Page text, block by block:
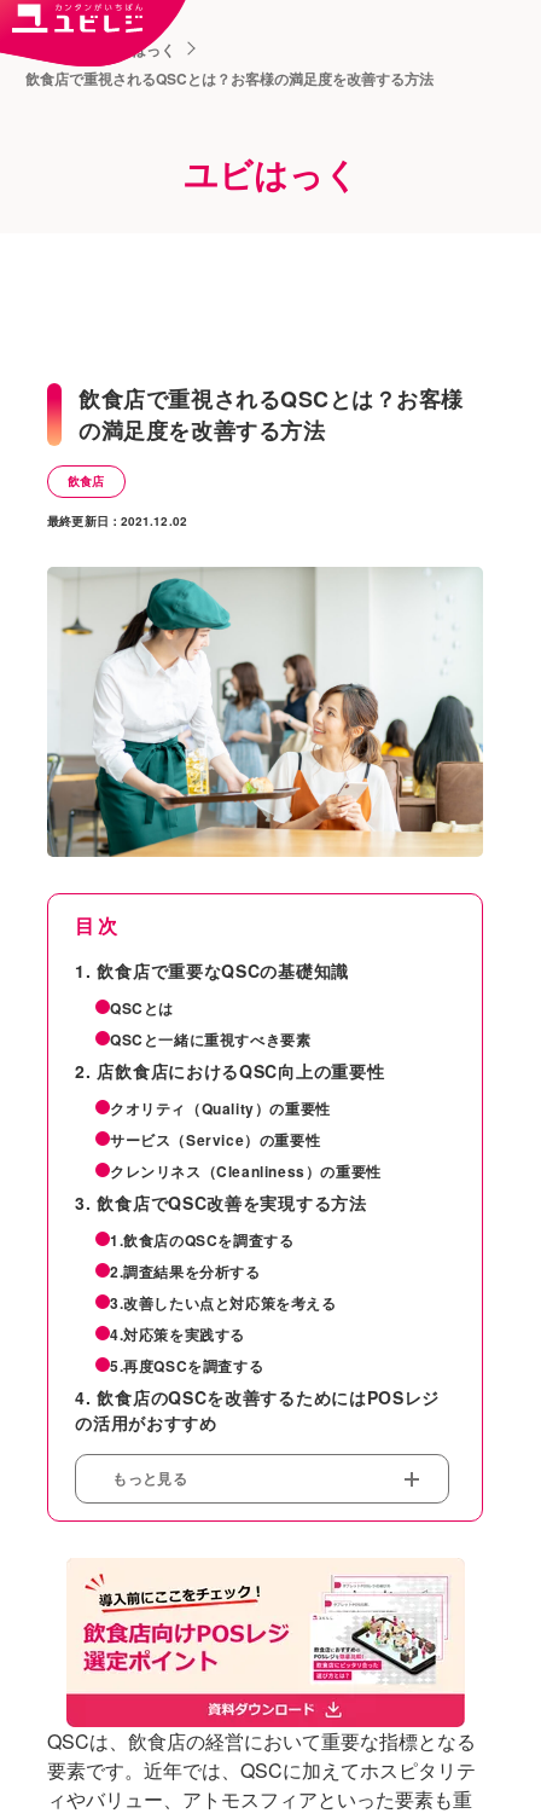
ユビはっく
飲食店で重視されるQSCとは？お客様の満足度を改善する方法
ユビはっく
飲食店で重視されるQSCとは？お客様
の満足度を改善する方法
飲食店
最終更新日：2021.12.02
目次
飲食店で重要なQSCの基礎知識
QSCとは
QSCと一緒に重視すべき要素
店飲食店におけるQSC向上の重要性
クオリティ（Quality）の重要性
サービス（Service）の重要性
クレンリネス（Cleanliness）の重要性
飲食店でQSC改善を実現する方法
1.飲食店のQSCを調査する
2.調査結果を分析する
3.改善したい点と対応策を考える
4.対応策を実践する
5.再度QSCを調査する
飲食店のQSCを改善するためにはPOSレジ
の活用がおすすめ
もっと見る
QSCは、飲食店の経営において重要な指標となる
要素です。近年では、QSCに加えてホスピタリテ
ィやバリュー、アトモスフィアといった要素も重